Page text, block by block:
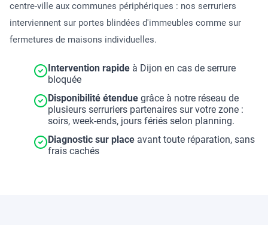
centre-ville aux communes périphériques : nos serruriers
interviennent sur portes blindées d'immeubles comme sur
fermetures de maisons individuelles.
Intervention rapide à Dijon en cas de serrure
bloquée
Disponibilité étendue grâce à notre réseau de
plusieurs serruriers partenaires sur votre zone :
soirs, week-ends, jours fériés selon planning.
Diagnostic sur place avant toute réparation, sans
frais cachés